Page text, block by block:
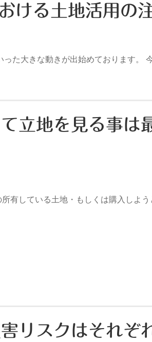
ける土地活用の
った大きな動きが出始めております
立地を見る事は
有している土地・もしくは購入しよ
リスクはそれぞ